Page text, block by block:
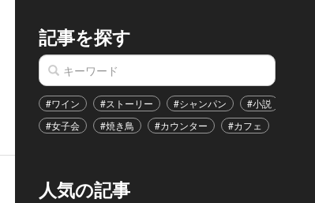
記事を探す
#ワイン #ストーリー #シャンパン #小説
#女子会
#焼き鳥 #カウンター #カフェ
人気の記事